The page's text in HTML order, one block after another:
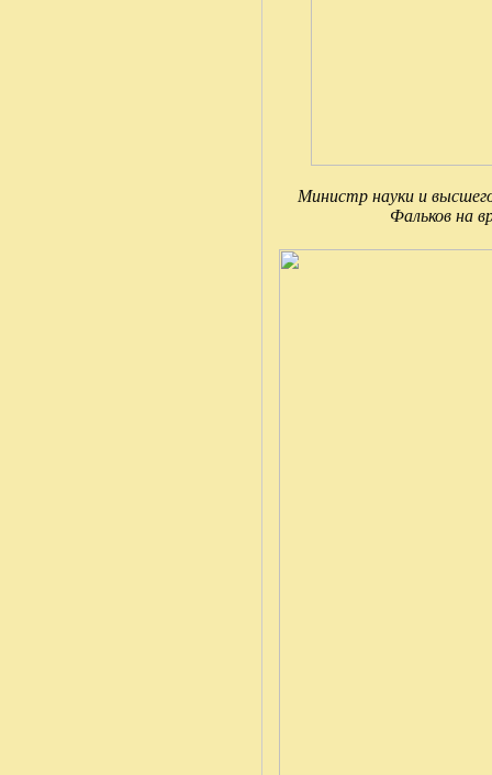
Министр науки и
Фальков на